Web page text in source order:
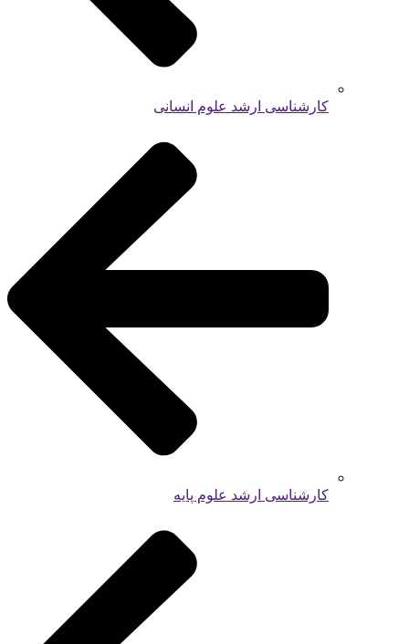
کارشناسی ارشد علوم انسانی
کارشناسی ارشد علوم پایه